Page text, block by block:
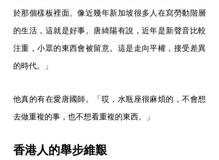
於那個樣板裡面。像近幾年新加坡很多人在寫勞動階層
的生活，這就是好事。唐綺陽有說，近年是新聲音比較
注重，小眾的東西會被留意。這是走向平權，接受差異
的時代。」
他真的有在愛唐國師。「哎，水瓶座很麻煩的，不會想
去做重複的事，也不想看重複的東西。」
香港人的舉步維艱